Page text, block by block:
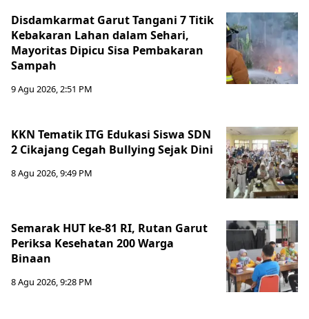
Disdamkarmat Garut Tangani 7 Titik
Kebakaran Lahan dalam Sehari,
Mayoritas Dipicu Sisa Pembakaran
Sampah
9 Agu 2026, 2:51 PM
KKN Tematik ITG Edukasi Siswa SDN
2 Cikajang Cegah Bullying Sejak Dini
8 Agu 2026, 9:49 PM
Semarak HUT ke-81 RI, Rutan Garut
Periksa Kesehatan 200 Warga
Binaan
8 Agu 2026, 9:28 PM